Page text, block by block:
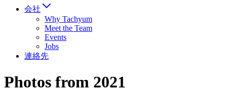
会社
Why Tachyum
Meet the Team
Events
Jobs
連絡先
Photos from 2021